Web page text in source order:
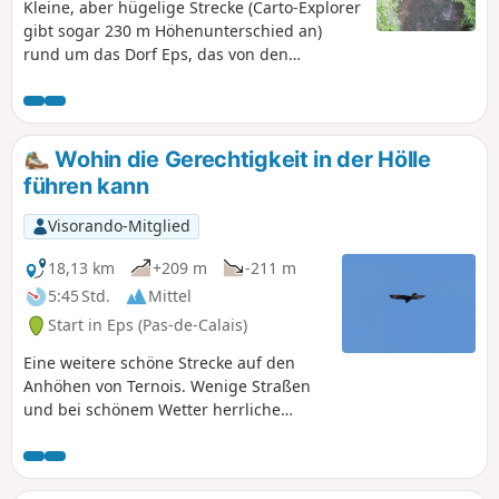
Kleine, aber hügelige Strecke (Carto-Explorer
gibt sogar 230 m Höhenunterschied an)
rund um das Dorf Eps, das von den
ignoriert wird. Schöne Aussichtspunkte. Am
besten an einem sonnigen Tag, dann ist es
einfach zauberhaft!
Wohin die Gerechtigkeit in der Hölle
führen kann
Visorando-Mitglied
18,13 km
+209 m
-211 m
5:45 Std.
Mittel
Start in Eps (Pas-de-Calais)
Eine weitere schöne Strecke auf den
Anhöhen von Ternois. Wenige Straßen
und bei schönem Wetter herrliche
auch einige Rehe sehen (Ende Februar
2019 eine Herde von 6 Tieren).